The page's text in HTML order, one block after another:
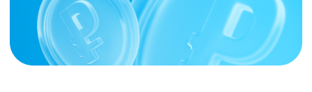
труду — мы делаем всё, чтобы ваш опыт
был приятнее